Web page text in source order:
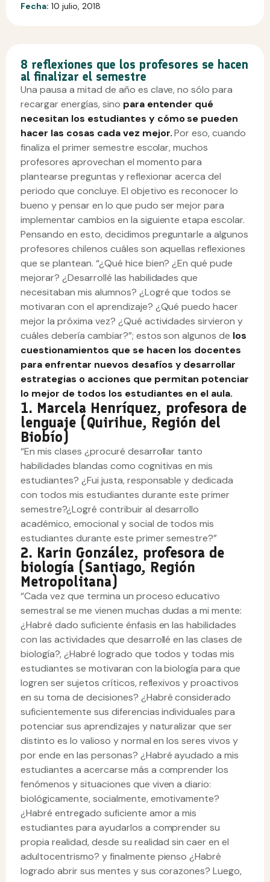
Fecha: 10 julio, 2018
8 reflexiones que los profesores se hacen
al finalizar el semestre
Una pausa a mitad de año es clave, no sólo para
recargar energías, sino para entender qué
necesitan los estudiantes y cómo se pueden
hacer las cosas cada vez mejor.Por eso, cuando
finaliza el primer semestre escolar, muchos
profesores aprovechan el momento para
plantearse preguntas y reflexionar acerca del
periodo que concluye. El objetivo es reconocer lo
bueno y pensar en lo que pudo ser mejor para
implementar cambios en la siguiente etapa escolar.
Pensando en esto, decidimos preguntarle a algunos
profesores chilenos cuáles son aquellas reflexiones
que se plantean. “¿Qué hice bien? ¿En qué pude
mejorar? ¿Desarrollé las habilidades que
necesitaban mis alumnos? ¿Logré que todos se
motivaran con el aprendizaje? ¿Qué puedo hacer
mejor la próxima vez? ¿Qué actividades sirvieron y
cuáles debería cambiar?”; estos son algunos de los
cuestionamientos que se hacen los docentes
para enfrentar nuevos desafíos y desarrollar
estrategias o acciones que permitan potenciar
lo mejor de todos los estudiantes en el aula.
1. Marcela Henríquez, profesora de
lenguaje (Quirihue, Región del
Biobío)
“En mis clases ¿procuré desarrollar tanto
habilidades blandas como cognitivas en mis
estudiantes? ¿Fui justa, responsable y dedicada
con todos mis estudiantes durante este primer
semestre?¿Logré contribuir al desarrollo
académico, emocional y social de todos mis
estudiantes durante este primer semestre?”
2. Karin González, profesora de
biología (Santiago, Región
Metropolitana)
“Cada vez que termina un proceso educativo
semestral se me vienen muchas dudas a mi mente:
¿Habré dado suficiente énfasis en las habilidades
con las actividades que desarrollé en las clases de
biología?, ¿Habré logrado que todos y todas mis
estudiantes se motivaran con la biología para que
logren ser sujetos críticos, reflexivos y proactivos
en su toma de decisiones? ¿Habré considerado
suficientemente sus diferencias individuales para
potenciar sus aprendizajes y naturalizar que ser
distinto es lo valioso y normal en los seres vivos y
por ende en las personas? ¿Habré ayudado a mis
estudiantes a acercarse más a comprender los
fenómenos y situaciones que viven a diario:
biológicamente, socialmente, emotivamente?
¿Habré entregado suficiente amor a mis
estudiantes para ayudarlos a comprender su
propia realidad, desde su realidad sin caer en el
adultocentrismo? y finalmente pienso ¿Habré
logrado abrir sus mentes y sus corazones? Luego,